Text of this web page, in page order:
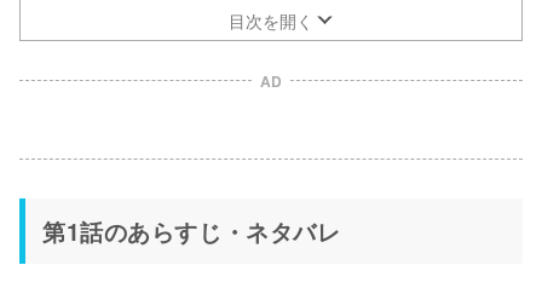
目次を開く
AD
第1話のあらすじ・ネタバレ